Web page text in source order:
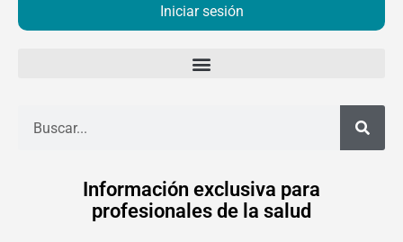
Iniciar sesión
Información exclusiva para
profesionales de la salud